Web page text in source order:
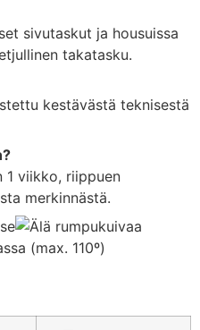
sivutaskut ja housuissa
takatasku.
kestävästä teknisestä
1 viikko, riippuen
merkinnästä.